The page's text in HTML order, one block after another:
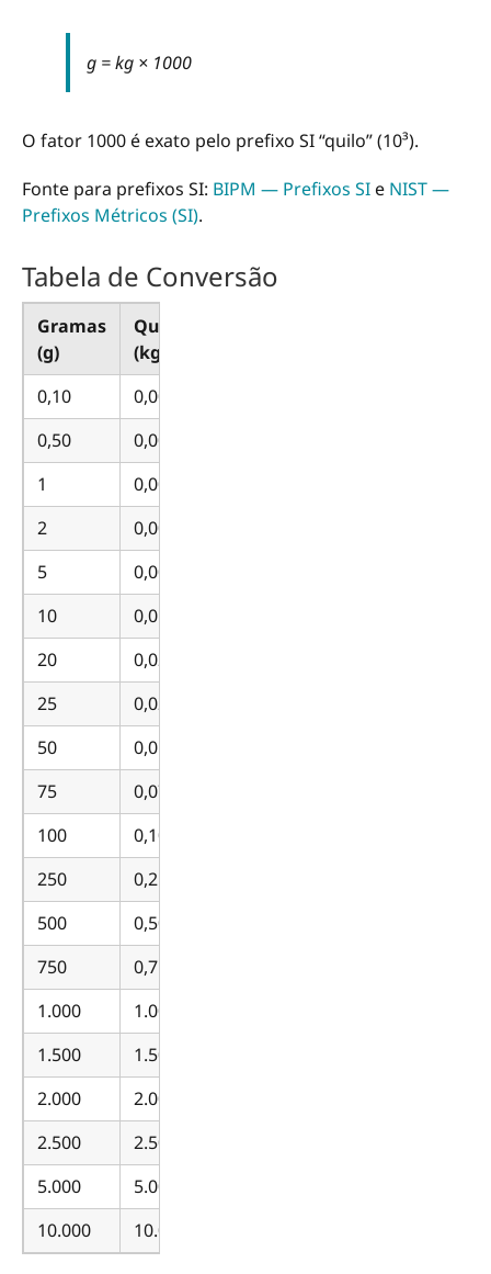
g = kg × 1000
O fator 1000 é exato pelo prefixo SI “quilo” (10³).
Fonte para prefixos SI: BIPM — Prefixos SI e NIST —
Prefixos Métricos (SI).
Tabela de Conversão
Gramas
(g)
Quilogramas
(kg)
0,10
0,00010
0,50
0,00050
1
0,001
2
0,002
5
0,005
10
0,010
20
0,020
25
0,025
50
0,050
75
0,075
100
0,100
250
0,250
500
0,500
750
0,750
1.000
1.000
1.500
1.500
2.000
2.000
2.500
2.500
5.000
5.000
10.000
10.000